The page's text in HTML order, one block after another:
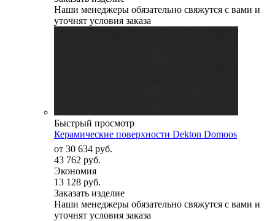
Наши менеджеры обязательно свяжутся с вами и
уточнят условия заказа
Быстрый просмотр
Керамические поверхности Dekton Domoos
от 30 634 руб.
43 762 руб.
Экономия
13 128 руб.
Заказать изделие
Наши менеджеры обязательно свяжутся с вами и
уточнят условия заказа